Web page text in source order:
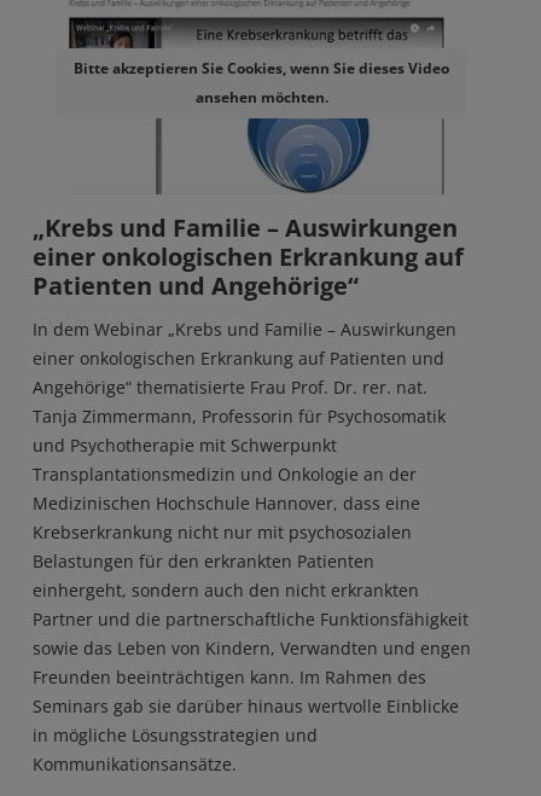
Bitte akzeptieren Sie Cookies, wenn Sie dieses Video
ansehen möchten.
„Krebs und Familie – Auswirkungen
einer onkologischen Erkrankung auf
Patienten und Angehörige“
In dem Webinar „Krebs und Familie – Auswirkungen
einer onkologischen Erkrankung auf Patienten und
Angehörige“ thematisierte Frau Prof. Dr. rer. nat.
Tanja Zimmermann, Professorin für Psychosomatik
und Psychotherapie mit Schwerpunkt
Transplantationsmedizin und Onkologie an der
Medizinischen Hochschule Hannover, dass eine
Krebserkrankung nicht nur mit psychosozialen
Belastungen für den erkrankten Patienten
einhergeht, sondern auch den nicht erkrankten
Partner und die partnerschaftliche Funktionsfähigkeit
sowie das Leben von Kindern, Verwandten und engen
Freunden beeinträchtigen kann. Im Rahmen des
Seminars gab sie darüber hinaus wertvolle Einblicke
in mögliche Lösungsstrategien und
Kommunikationsansätze.